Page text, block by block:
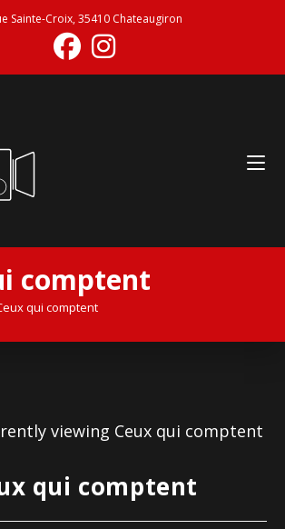
Sainte-Croix, 35410 Chateaugiron
comptent
qui comptent
qui comptent